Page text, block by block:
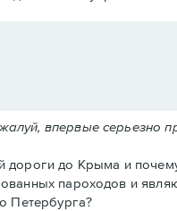
впервые серьезно
до Крыма и
пароходов и
Петербурга?